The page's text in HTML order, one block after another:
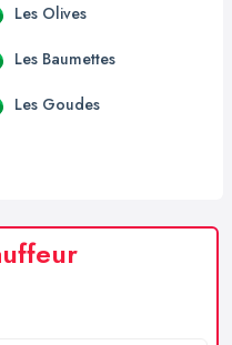
Les Olives
Les Baumettes
Les Goudes